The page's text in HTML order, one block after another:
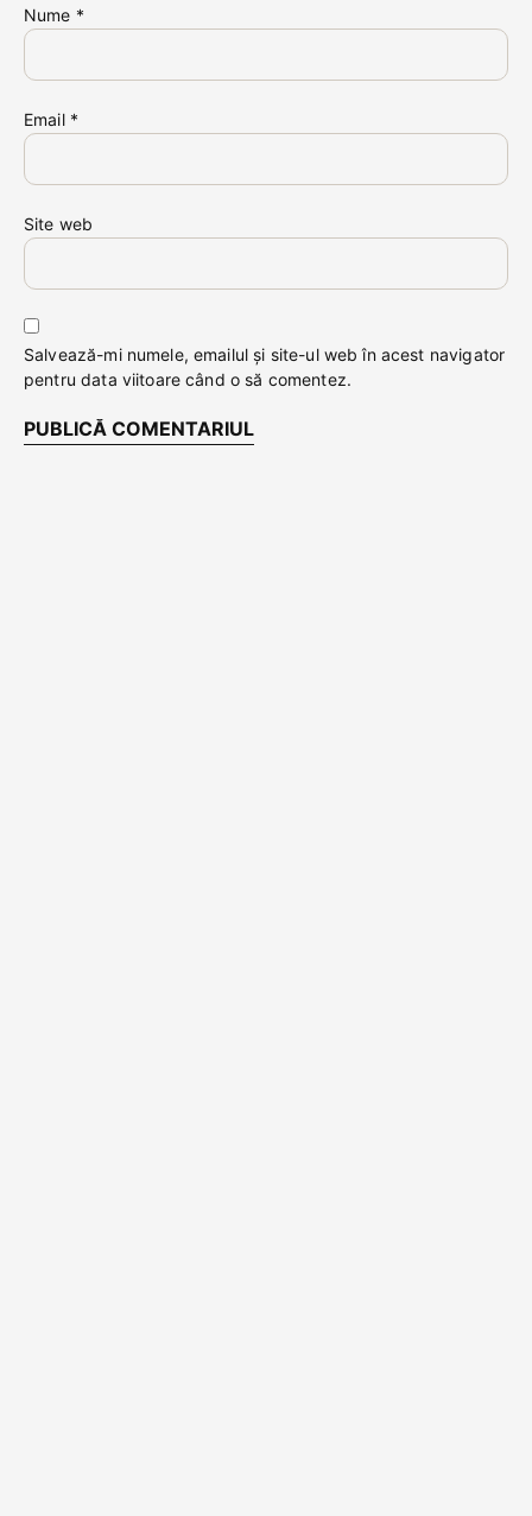
Nume *
Email *
Site web
Salvează-mi numele, emailul și site-ul web în acest navigator
pentru data viitoare când o să comentez.